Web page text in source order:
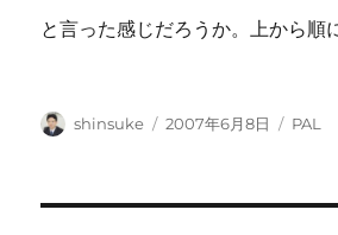
と言った感じだろうか。上から順
投
shinsuke
投
2007年6月8日
カ
PAL